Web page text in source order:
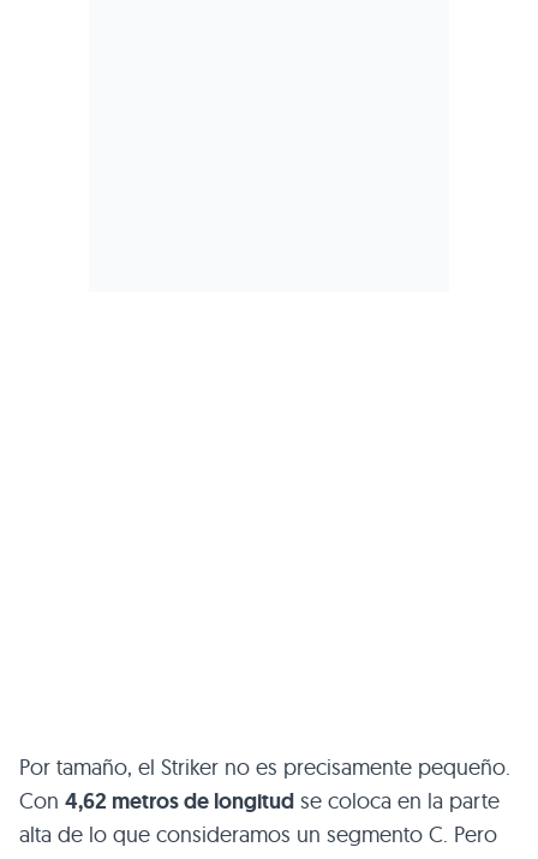
Por tamaño, el Striker no es precisamente pequeño.
Con 4,62 metros de longitud se coloca en la parte
alta de lo que consideramos un segmento C. Pero